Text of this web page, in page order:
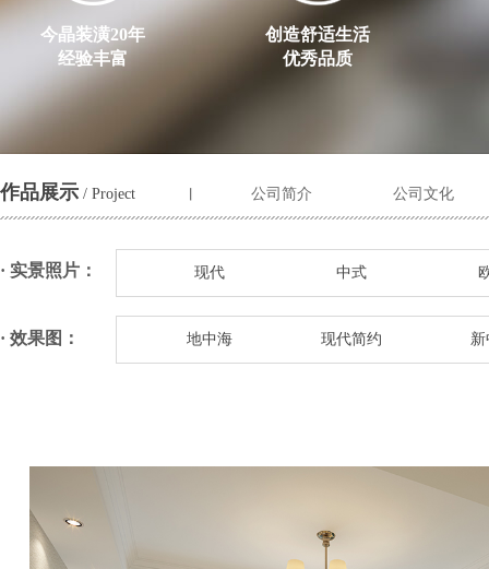
今晶装潢20年
经验丰富
创造舒适生活
优秀品质
公司简介 公司文化
作品展示 / Project
现代 中式
· 实景照片：
地中海 现代简约
· 效果图：